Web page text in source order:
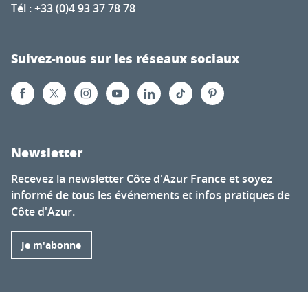
Tél : +33 (0)4 93 37 78 78
Suivez-nous sur les réseaux sociaux
Newsletter
Recevez la newsletter Côte d'Azur France et soyez
informé de tous les événements et infos pratiques de
Côte d'Azur.
Je m'abonne